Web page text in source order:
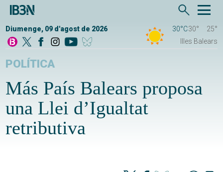
Diumenge, 09 d'agost de 2026 30°C30°
25°
Illes Balears
POLÍTICA
Más País Balears proposa
una Llei d’Igualtat
retributiva